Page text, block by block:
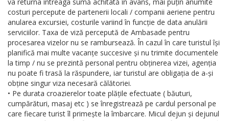
costuri percepute de partenerii locali / companii aeriene pentru
anularea excursiei, costurile variind în funcție de data anulării
serviciilor. Taxa de viză percepută de Ambasade pentru
procesarea vizelor nu se rambursează. În cazul în care turistul își
planifică mai multe vacanțe succesive și nu trimite documentele
la timp / nu se prezintă personal pentru obținerea vizei, agenția
nu poate fi trasă la răspundere, iar turistul are obligația de a-și
obține singur viza necesară călătoriei.
• Pe durata croazierelor toate plățile efectuate ( băuturi,
cumpărături, masaj etc ) se înregistrează pe cardul personal pe
care fiecare turist îl primește la îmbarcare. Micul dejun și dejunul